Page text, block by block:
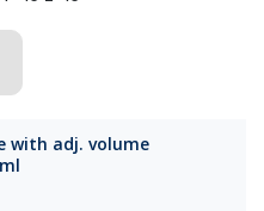
with adj. volume